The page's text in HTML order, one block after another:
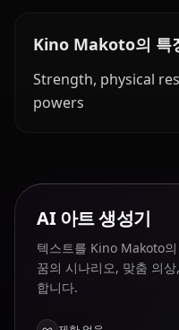
Kino Makoto의 특
Strength, physical
powers
AI 아트 생성기
텍스트를 Kino Makoto
꿈의 시나리오, 맞춤 의
합니다.